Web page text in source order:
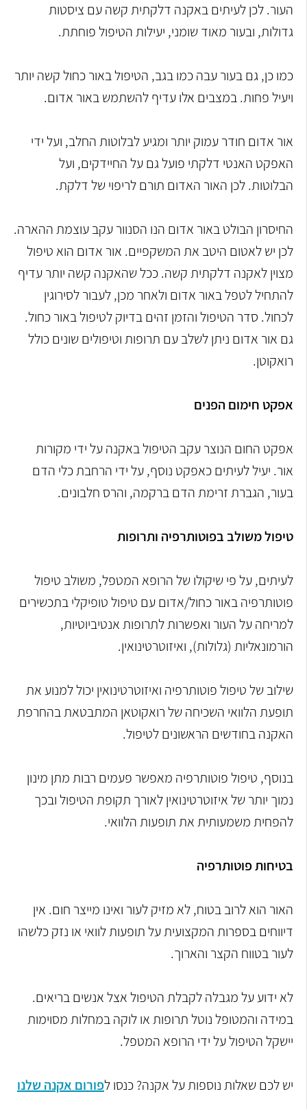
העור. לכן לעיתים באקנה דלקתית קשה עם ציסטות
גדולות, ובעור מאוד שומני, יעילות הטיפול פוחתת.
כמו כן, גם בעור עבה כמו בגב, הטיפול באור כחול קשה יותר
ויעיל פחות. במצבים אלו עדיף להשתמש באור אדום.
אור אדום חודר עמוק יותר ומגיע לבלוטות החלב, ועל ידי
האפקט האנטי דלקתי פועל גם על החיידקים, ועל
הבלוטות. לכן האור האדום תורם לריפוי של דלקת.
החיסרון הבולט באור אדום הנו הסנוור עקב עוצמת ההארה.
לכן יש לאטום היטב את המשקפיים. אור אדום הוא טיפול
מצוין לאקנה דלקתית קשה. ככל שהאקנה קשה יותר עדיף
להתחיל לטפל באור אדום ולאחר מכן, לעבור לסירוגין
לכחול. סדר הטיפול והזמן זהים בדיוק לטיפול באור כחול.
גם אור אדום ניתן לשלב עם תרופות וטיפולים שונים כולל
רואקוטן.
אפקט חימום הפנים
אפקט החום הנוצר עקב הטיפול באקנה על ידי מקורות
אור. יעיל לעיתים כאפקט נוסף, על ידי הרחבת כלי הדם
בעור, הגברת זרימת הדם ברקמה, והרס חלבונים.
טיפול משולב בפוטותרפיה ותרופות
לעיתים, על פי שיקולו של הרופא המטפל, משולב טיפול
פוטותרפיה באור כחול/אדום עם טיפול טופיקלי בתכשירים
למריחה על העור ואפשרות לתרופות אנטיביוטיות,
הורמונאליות (גלולות), ואיזוטרטינואין.
שילוב של טיפול פוטותרפיה ואיזוטרטינואין יכול למנוע את
תופעת הלוואי השכיחה של רואקוטאן המתבטאת בהחרפת
האקנה בחודשים הראשונים לטיפול.
בנוסף, טיפול פוטותרפיה מאפשר פעמים רבות מתן מינון
נמוך יותר של איזוטרטינואין לאורך תקופת הטיפול ובכך
להפחית משמעותית את תופעות הלוואי.
בטיחות פוטותרפיה
האור הוא לרוב בטוח, לא מזיק לעור ואינו מייצר חום. אין
דיווחים בספרות המקצועית על תופעות לוואי או נזק כלשהו
לעור בטווח הקצר והארוך.
לא ידוע על מגבלה לקבלת הטיפול אצל אנשים בריאים.
במידה והמטופל נוטל תרופות או לוקה במחלות מסוימות
יישקל הטיפול על ידי הרופא המטפל.
יש לכם שאלות נוספות על אקנה? כנסו לפורום אקנה שלנו